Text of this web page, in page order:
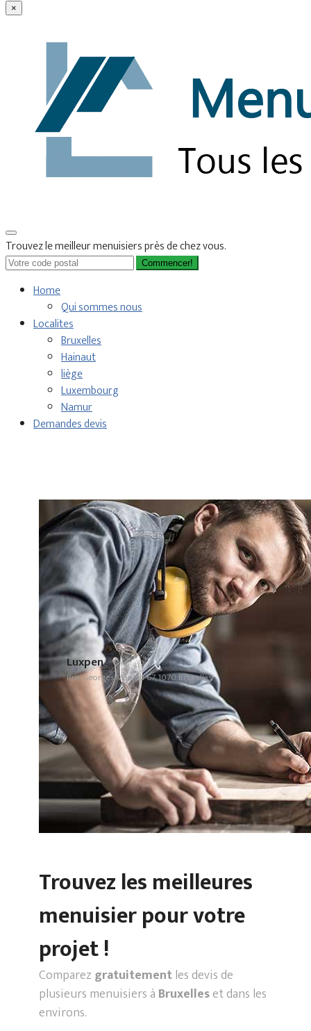
×
Trouvez le meilleur menuisiers près de chez vous.
Commencer!
Home
Qui sommes nous
Localites
Bruxelles
Hainaut
liège
Luxembourg
Namur
Demandes devis
Luxpen
Rue Georges Moreau 67, 1070 Bruxelles
Trouvez les meilleures
menuisier pour votre
projet !
Comparez gratuitementles devis de
plusieurs menuisiers à Bruxelleset dans les
environs.